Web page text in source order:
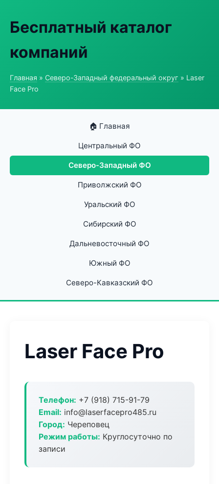
Бесплатный каталог
компаний
Главная » Северо-Западный федеральный округ » Laser
Face Pro
🏠 Главная
Центральный ФО
Северо-Западный ФО
Приволжский ФО
Уральский ФО
Сибирский ФО
Дальневосточный ФО
Южный ФО
Северо-Кавказский ФО
Laser Face Pro
Телефон: +7 (918) 715-91-79
Email: info@laserfacepro485.ru
Город: Череповец
Режим работы: Круглосуточно по
записи